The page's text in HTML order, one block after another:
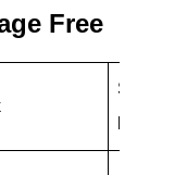
Free
Số